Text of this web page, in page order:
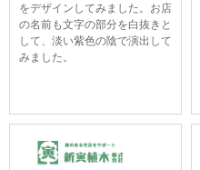
をデザインしてみました。お店
の名前も文字の部分を白抜きと
して、淡い紫色の陰で演出して
みました。